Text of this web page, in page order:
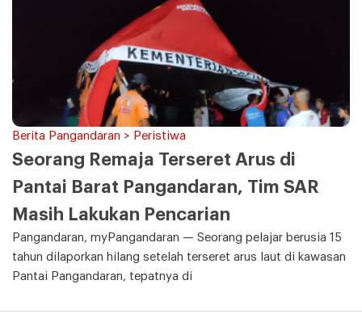
Berita Pangandaran > Peristiwa
Seorang Remaja Terseret Arus di
Pantai Barat Pangandaran, Tim SAR
Masih Lakukan Pencarian
Pangandaran, myPangandaran — Seorang pelajar berusia 15
tahun dilaporkan hilang setelah terseret arus laut di kawasan
Pantai Pangandaran, tepatnya di